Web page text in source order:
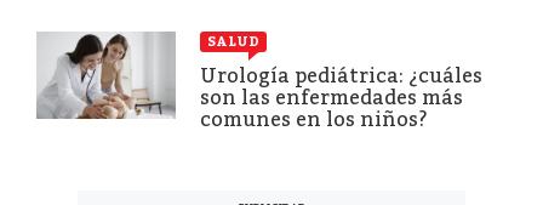
SALUD
Urología pediátrica: ¿cuáles
son las enfermedades más
comunes en los niños?